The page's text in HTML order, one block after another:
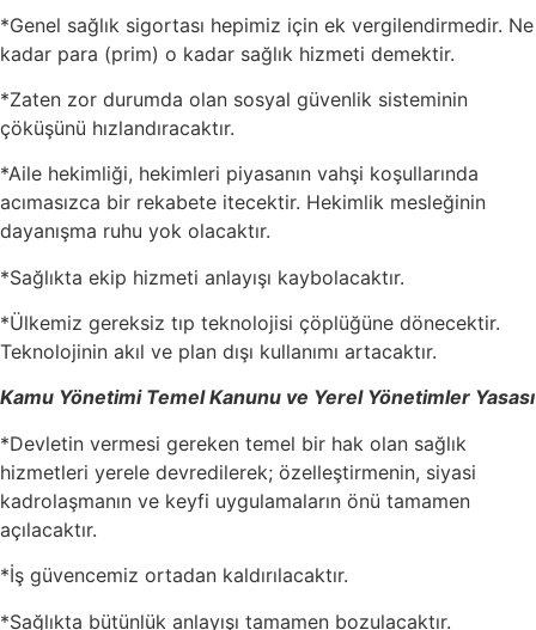
*Genel sağlık sigortası hepimiz için ek vergilendirmedir. Ne
kadar para (prim) o kadar sağlık hizmeti demektir.
*Zaten zor durumda olan sosyal güvenlik sisteminin
çöküşünü hızlandıracaktır.
*Aile hekimliği, hekimleri piyasanın vahşi koşullarında
acımasızca bir rekabete itecektir. Hekimlik mesleğinin
dayanışma ruhu yok olacaktır.
*Sağlıkta ekip hizmeti anlayışı kaybolacaktır.
*Ülkemiz gereksiz tıp teknolojisi çöplüğüne dönecektir.
Teknolojinin akıl ve plan dışı kullanımı artacaktır.
Kamu Yönetimi Temel Kanunu ve Yerel Yönetimler Yasası
*Devletin vermesi gereken temel bir hak olan sağlık
hizmetleri yerele devredilerek; özelleştirmenin, siyasi
kadrolaşmanın ve keyfi uygulamaların önü tamamen
açılacaktır.
*İş güvencemiz ortadan kaldırılacaktır.
*Sağlıkta bütünlük anlayışı tamamen bozulacaktır.